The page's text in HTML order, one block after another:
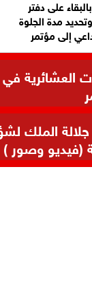
على دفتر
وتحديد مدة الجلوة
إلى مؤتمر
العشائرية
الملك
(فيديو وصور )